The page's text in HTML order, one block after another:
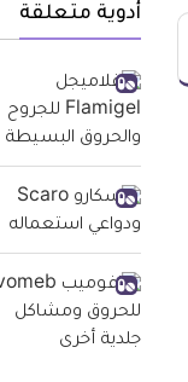
أدوية متعلقة